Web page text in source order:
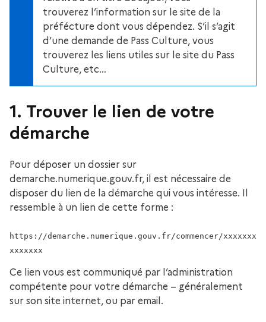
trouverez l’information sur le site de la
préfécture dont vous dépendez. S’il s’agit
d’une demande de Pass Culture, vous
trouverez les liens utiles sur le site du Pass
Culture, etc…
1. Trouver le lien de votre
démarche
Pour déposer un dossier sur
demarche.numerique.gouv.fr, il est nécessaire de
disposer du lien de la démarche qui vous intéresse. Il
ressemble à un lien de cette forme :
https://demarche.numerique.gouv.fr/commencer/xxxxxxx
Ce lien vous est communiqué par l’administration
compétente pour votre démarche – généralement
sur son site internet, ou par email.